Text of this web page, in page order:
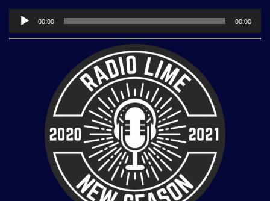
Audio
Player
00:00 00:00